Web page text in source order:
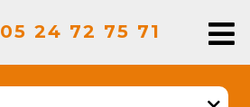
05 24 72 75 71